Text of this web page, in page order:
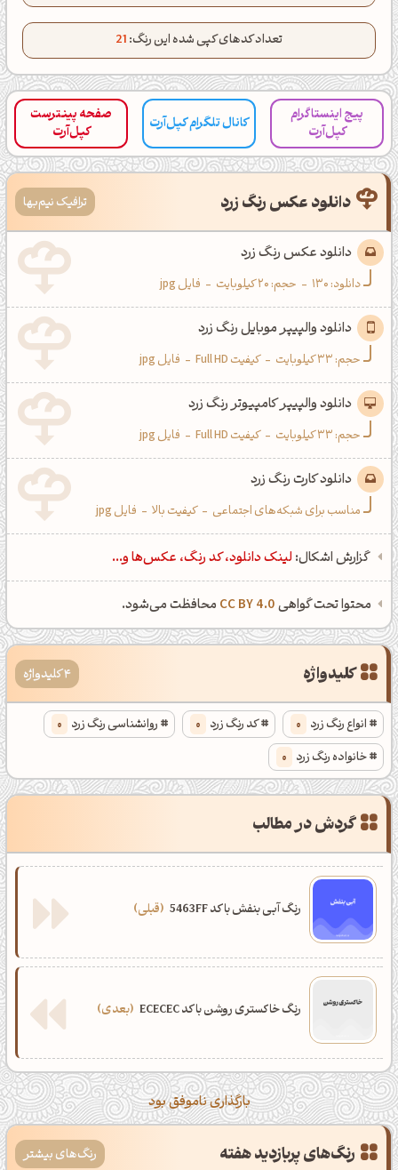
تعداد کدهای کپی شده این رنگ:21
پیج اینستاگرام
کپل‌آرت
کانال تلگرام کپل‌آرت
صفحه پینترست
کپل‌آرت
دانلود عکس رنگ زرد ترافیک نیم‌بها
دانلود عکس رنگ زرد
دانلود:130
- حجم: 20 کیلوبایت - فایل jpg
دانلود والپیپر موبایل رنگ زرد
حجم: 33 کیلوبایت - کیفیت Full HD - فایل jpg
دانلود والپیپر کامپیوتر رنگ زرد
حجم: 33 کیلوبایت - کیفیت Full HD - فایل jpg
دانلود کارت رنگ زرد
مناسب برای شبکه‌های اجتماعی - کیفیت بالا - فایل jpg
گزارش اشکال: لینک دانلود، کد رنگ، عکس‌ها و...
محتوا تحت گواهیCC BY 4.0 محافظت می‌شود.
کلیدواژه 4 کلیدواژه
انواع رنگ زرد 0 کد رنگ زرد 0 روانشناسی رنگ زرد 0
خانواده رنگ زرد 0
گردش در مطالب
رنگ آبی بنفش با کد 5463FF قبلی
رنگ خاکستری روشن با کد ECECEC بعدی
بارگذاری ناموفق بود
رنگ‌های پربازدید هفته رنگ‌های بیشتر
کانال ایــتا
کانال بلـــه
اَپ اندروید اَپ ویندوز